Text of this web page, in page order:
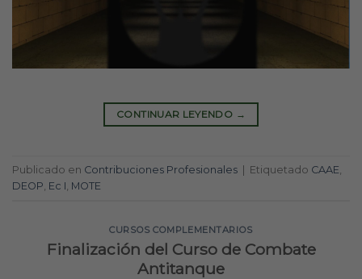
CONTINUAR LEYENDO →
Publicado en Contribuciones Profesionales | Etiquetado CAAE
DEOP Ec I MOTE
CURSOS COMPLEMENTARIOS
Finalización del Curso de Combate
Antitanque